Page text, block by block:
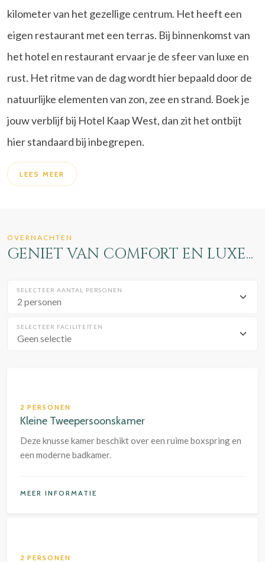
kilometer van het gezellige centrum. Het heeft een
eigen restaurant met een terras. Bij binnenkomst van
het hotel en restaurant ervaar je de sfeer van luxe en
rust. Het ritme van de dag wordt hier bepaald door de
natuurlijke elementen van zon, zee en strand. Boek je
jouw verblijf bij Hotel Kaap West, dan zit het ontbijt
hier standaard bij inbegrepen.
LEES MEER
OVERNACHTEN
GENIET VAN COMFORT EN LUXE...
SELECTEER AANTAL PERSONEN
Geen selectie
SELECTEER FACILITEITEN
2 PERSONEN
Kleine Tweepersoonskamer
Deze knusse kamer beschikt over een ruime boxspring en
een moderne badkamer.
MEER INFORMATIE
2 PERSONEN